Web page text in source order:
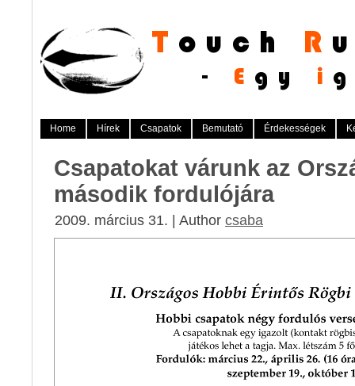
Home Hírek Csapatok Bemutató Érdekességek
Csapatokat várunk az
második fordulójára
2009. március 31. | Author csaba